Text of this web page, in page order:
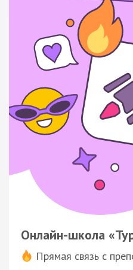
Онлайн-школа
Прямая связь с